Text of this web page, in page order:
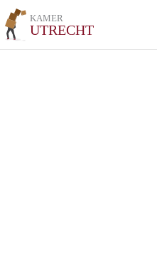
KAMER
UTRECHT